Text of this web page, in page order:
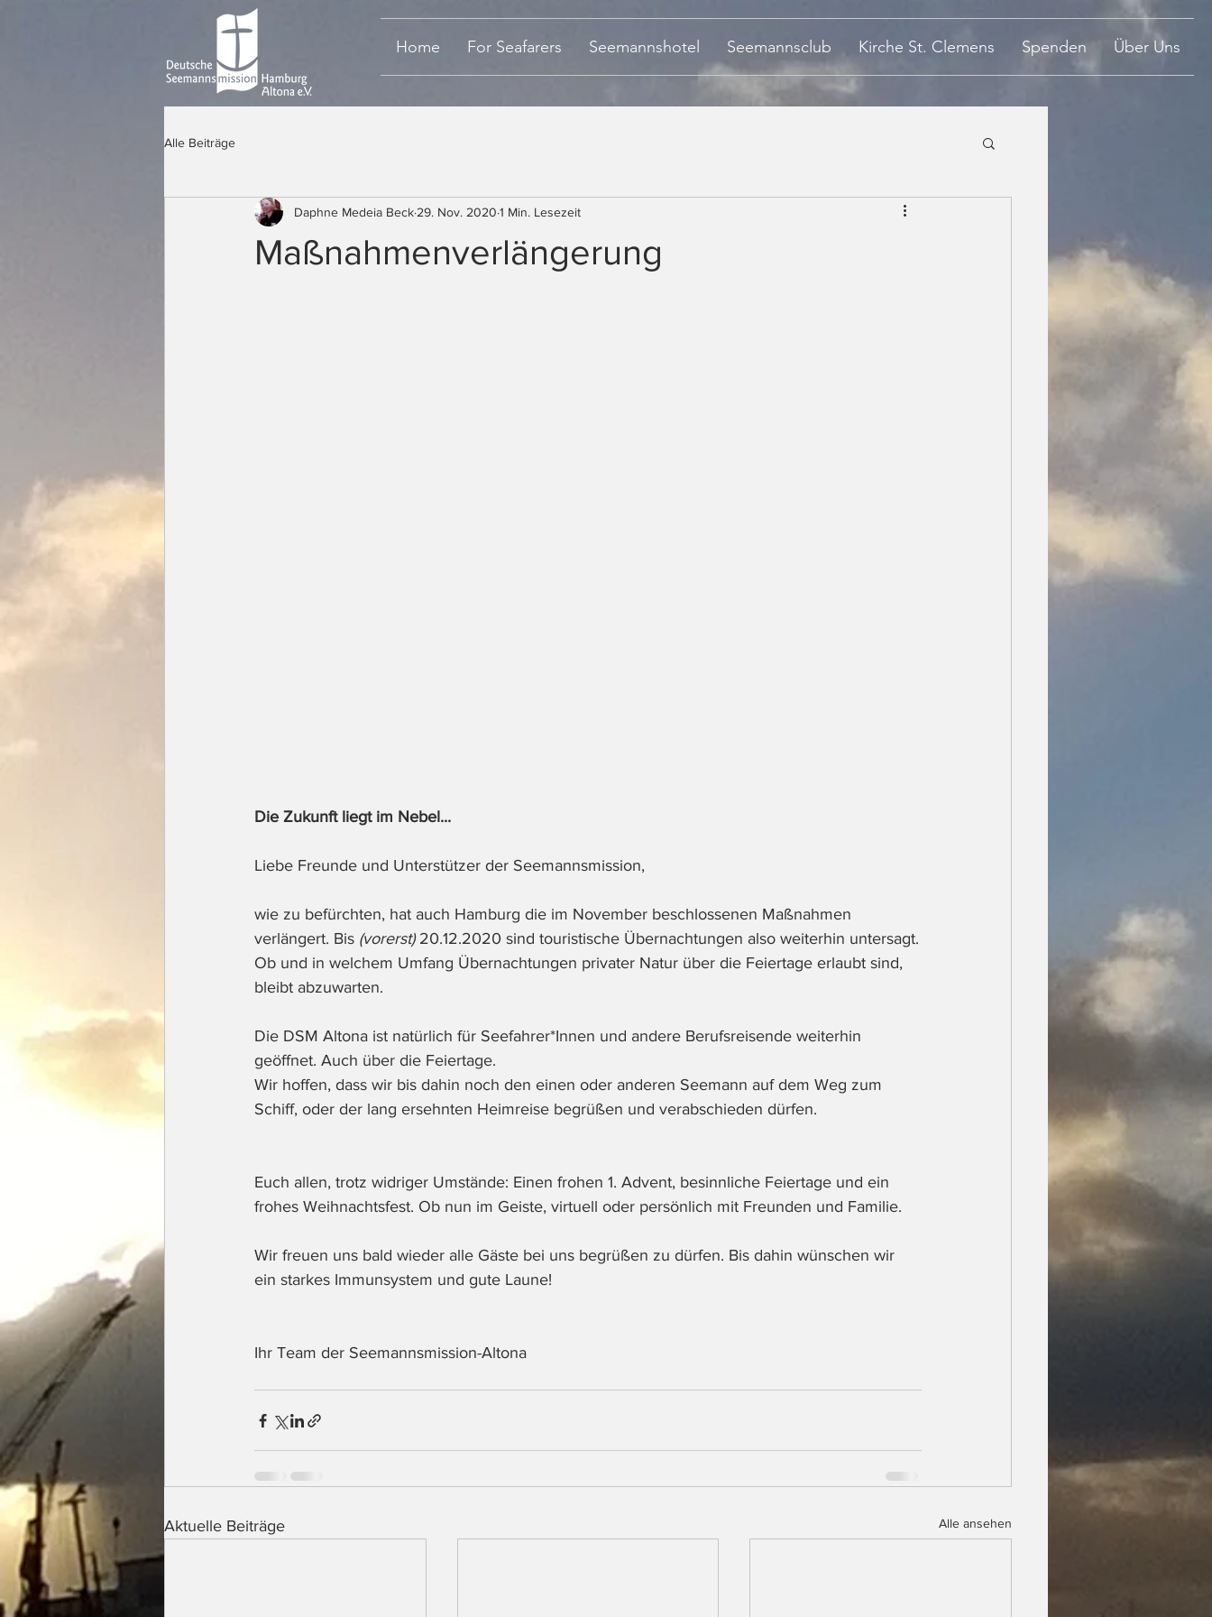
Home For Seafarers Seemannshotel Seemannsclub Kirche St. Clemens Spenden Über Uns
Alle Beiträge
Maßnahmenverlängerung
Daphne Medeia Beck 29. Nov. 2020 1 Min. Lesezeit
Die Zukunft liegt im Nebel...
Liebe Freunde und Unterstützer der Seemannsmission,
wie zu befürchten, hat auch Hamburg die im November beschlossenen Maßnahmen
verlängert. Bis (vorerst) 20.12.2020 sind touristische Übernachtungen also weiterhin untersagt.
Ob und in welchem Umfang Übernachtungen privater Natur über die Feiertage erlaubt sind,
bleibt abzuwarten.
Die DSM Altona ist natürlich für Seefahrer*Innen und andere Berufsreisende weiterhin
geöffnet. Auch über die Feiertage.
Wir hoffen, dass wir bis dahin noch den einen oder anderen Seemann auf dem Weg zum
Schiff, oder der lang ersehnten Heimreise begrüßen und verabschieden dürfen.
Euch allen, trotz widriger Umstände: Einen frohen 1. Advent, besinnliche Feiertage und ein
frohes Weihnachtsfest. Ob nun im Geiste, virtuell oder persönlich mit Freunden und Familie.
Wir freuen uns bald wieder alle Gäste bei uns begrüßen zu dürfen. Bis dahin wünschen wir
ein starkes Immunsystem und gute Laune!
Ihr Team der Seemannsmission-Altona
Aktuelle Beiträge Alle ansehen